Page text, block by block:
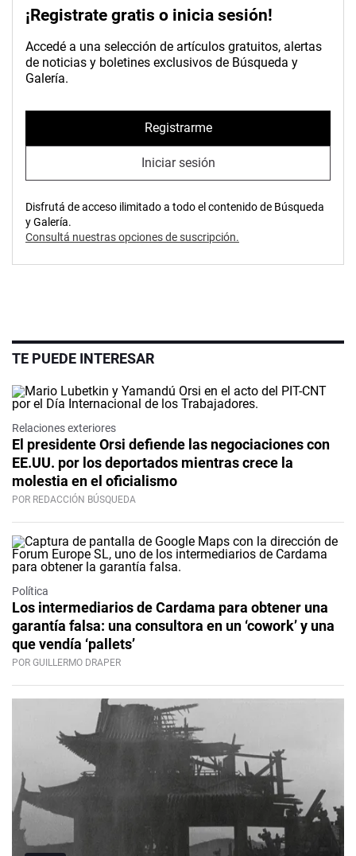
¡Registrate gratis o inicia sesión!
Accedé a una selección de artículos gratuitos, alertas
de noticias y boletines exclusivos de Búsqueda y
Galería.
Registrarme
Iniciar sesión
Disfrutá de acceso ilimitado a todo el contenido de Búsqueda
y Galería.
Consultá nuestras opciones de suscripción.
TE PUEDE INTERESAR
Relaciones exteriores
El presidente Orsi defiende las negociaciones con
EE.UU. por los deportados mientras crece la
molestia en el oficialismo
POR REDACCIÓN BÚSQUEDA
Política
Los intermediarios de Cardama para obtener una
garantía falsa: una consultora en un ‘cowork’ y una
que vendía ‘pallets’
POR GUILLERMO DRAPER